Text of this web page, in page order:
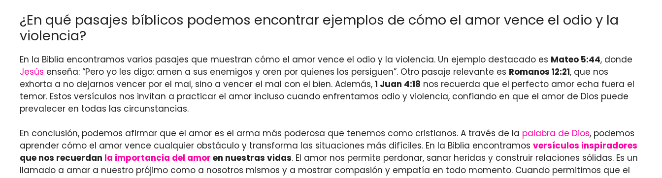
¿En qué pasajes bíblicos podemos encontrar ejemplos de cómo el amor vence el odio y la
violencia?
En la Biblia encontramos varios pasajes que muestran cómo el amor vence el odio y la violencia. Un ejemplo destacado es Mateo 5:44, donde
Jesús enseña: “Pero yo les digo: amen a sus enemigos y oren por quienes los persiguen”. Otro pasaje relevante es Romanos 12:21, que nos
exhorta a no dejarnos vencer por el mal, sino a vencer el mal con el bien. Además, 1 Juan 4:18 nos recuerda que el perfecto amor echa fuera el
temor. Estos versículos nos invitan a practicar el amor incluso cuando enfrentamos odio y violencia, confiando en que el amor de Dios puede
prevalecer en todas las circunstancias.
En conclusión, podemos afirmar que el amor es el arma más poderosa que tenemos como cristianos. A través de la palabra de Dios, podemos
aprender cómo el amor vence cualquier obstáculo y transforma las situaciones más difíciles. En la Biblia encontramos versículos inspiradores
que nos recuerdan la importancia del amor en nuestras vidas. El amor nos permite perdonar, sanar heridas y construir relaciones sólidas. Es un
llamado a amar a nuestro prójimo como a nosotros mismos y a mostrar compasión y empatía en todo momento. Cuando permitimos que el